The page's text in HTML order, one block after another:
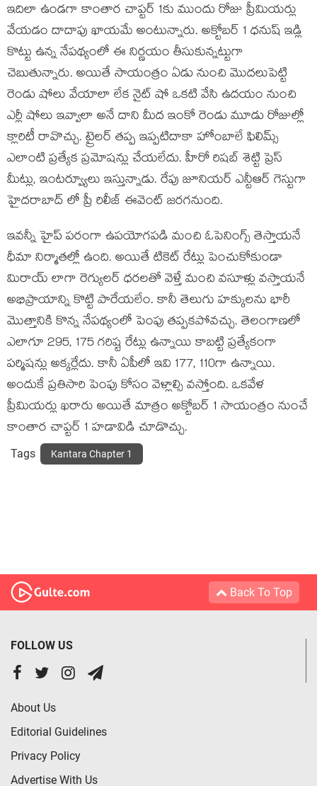
ఇదిలా ఉండగా కాంతార చాప్టర్ 1కు ముందు రోజు ప్రీమియర్లు
వేయడం దాదాపు ఖాయమే అంటున్నారు. అక్టోబర్ 1 ధనుష్ ఇడ్లి
కొట్టు ఉన్న నేపథ్యంలో ఈ నిర్ణయం తీసుకున్నట్టుగా
చెబుతున్నారు. అయితే సాయంత్రం ఏడు నుంచి మొదలుపెట్టి
రెండు షోలు వేయాలా లేక నైట్ షో ఒకటి వేసి ఉదయం నుంచి
ఎర్లీ షోలు ఇవ్వాలా అనే దాని మీద ఇంకో రెండు మూడు రోజుల్లో
క్లారిటీ రావొచ్చు. ట్రైలర్ తప్ప ఇప్పటిదాకా హోంబాలే ఫిలిమ్స్
ఎలాంటి ప్రత్యేక ప్రమోషన్లు చేయలేదు. హీరో రిషబ్ శెట్టి ప్రెస్
మీట్లు, ఇంటర్వ్యూలు ఇస్తున్నాడు. రేపు జూనియర్ ఎన్టీఆర్ గెస్టుగా
హైదరాబాద్ లో ప్రీ రిలీజ్ ఈవెంట్ జరగనుంది.
ఇవన్నీ హైప్ పరంగా ఉపయోగపడి మంచి ఓపెనింగ్స్ తెస్తాయనే
ధీమా నిర్మాతల్లో ఉంది. అయితే టికెట్ రేట్లు పెంచుకోకుండా
మిరాయ్ లాగా రెగ్యులర్ ధరలతో వెళ్తే మంచి వసూళ్లు వస్తాయనే
అభిప్రాయాన్ని కొట్టి పారేయలేం. కానీ తెలుగు హక్కులను భారీ
మొత్తానికి కొన్న నేపథ్యంలో పెంపు తప్పకపోవచ్చు. తెలంగాణలో
ఎలాగూ 295, 175 గరిష్ట రేట్లు ఉన్నాయి కాబట్టి ప్రత్యేకంగా
పర్మిషన్లు అక్కర్లేదు. కానీ ఏపీలో ఇవి 177, 110గా ఉన్నాయి.
అందుకే ప్రతిసారి పెంపు కోసం వెళ్లాల్సి వస్తోంది. ఒకవేళ
ప్రీమియర్లు ఖరారు అయితే మాత్రం అక్టోబర్ 1 సాయంత్రం నుంచే
కాంతార చాప్టర్ 1 హడావిడి చూడొచ్చు.
Tags Kantara Chapter 1
Back To Top
FOLLOW US
About Us
Editorial Guidelines
Privacy Policy
Advertise With Us